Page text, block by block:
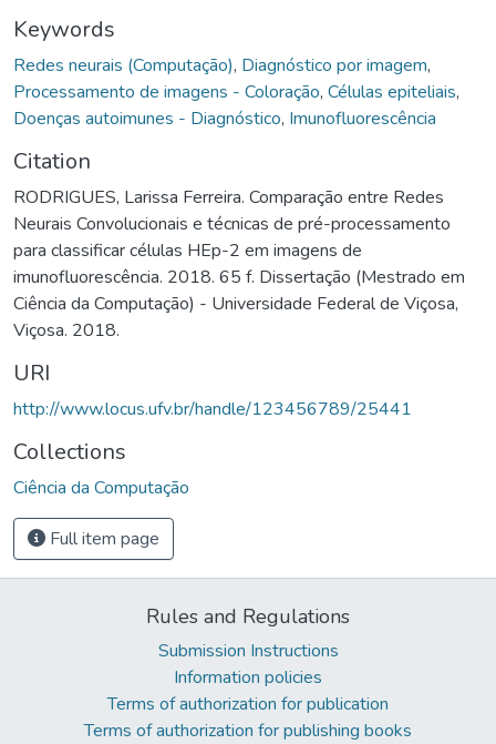
Keywords
Redes neurais (Computação), Diagnóstico por imagem,
Processamento de imagens - Coloração, Células epiteliais,
Doenças autoimunes - Diagnóstico, Imunofluorescência
Citation
RODRIGUES, Larissa Ferreira. Comparação entre Redes
Neurais Convolucionais e técnicas de pré-processamento
para classificar células HEp-2 em imagens de
imunofluorescência. 2018. 65 f. Dissertação (Mestrado em
Ciência da Computação) - Universidade Federal de Viçosa,
Viçosa. 2018.
URI
http://www.locus.ufv.br/handle/123456789/25441
Collections
Ciência da Computação
Full item page
Rules and Regulations
Submission Instructions
Information policies
Terms of authorization for publication
Terms of authorization for publishing books